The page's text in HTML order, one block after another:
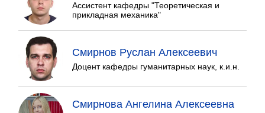
Ассистент кафедры "Теоретическая и
прикладная механика"
Смирнов Руслан Алексеевич
Доцент кафедры гуманитарных наук, к.и.н.
Смирнова Ангелина Алексеевна